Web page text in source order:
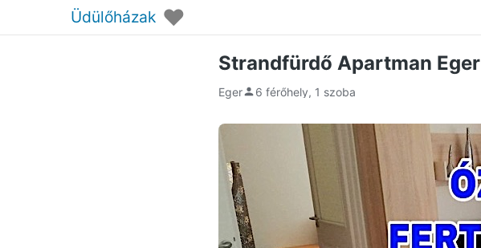
Üdülőházak ♥
Strandfürdő Apartman Eger
Eger 6 férőhely, 1 szoba